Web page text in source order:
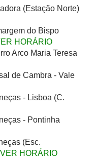
(Estação Norte)
do Bispo
HORÁRIO
Arco Maria Teresa
de Cambra - Vale
- Lisboa (C.
- Pontinha
(Esc.
VER HORÁRIO